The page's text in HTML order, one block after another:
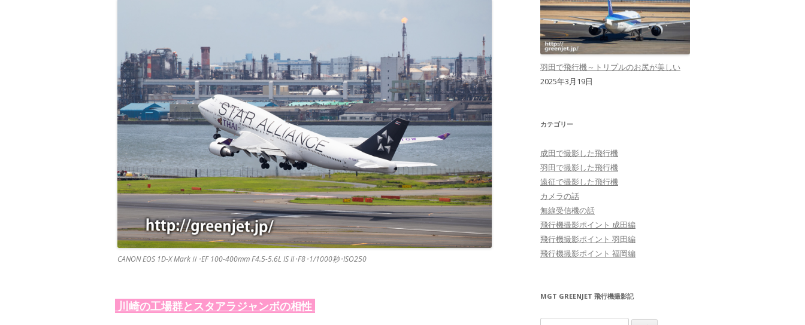
CANON EOS 1D-X MarkⅡ･EF 100-400mm F4.5-5.6L IS II･F8･1/1000秒･ISO250
川崎の工場群とスタアラジャンボの相性
羽田で飛行機～トリプルのお尻が美しい
2025年3月19日
カテゴリー
成田で撮影した飛行機
羽田で撮影した飛行機
遠征で撮影した飛行機
カメラの話
無線受信機の話
飛行機撮影ポイント 成田編
飛行機撮影ポイント 羽田編
飛行機撮影ポイント 福岡編
MGT GREENJET 飛行機撮影記